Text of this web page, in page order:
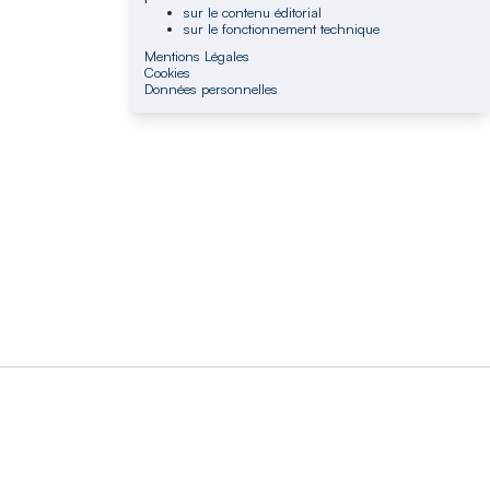
sur le contenu éditorial
sur le fonctionnement technique
Mentions Légales
Cookies
Données personnelles